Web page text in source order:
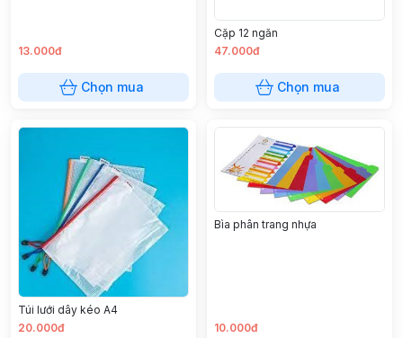
13.000đ
Chọn mua
Cặp 12 ngăn
47.000đ
Chọn mua
Túi lưới dây kéo A4
20.000đ
Bìa phân trang nhựa
10.000đ